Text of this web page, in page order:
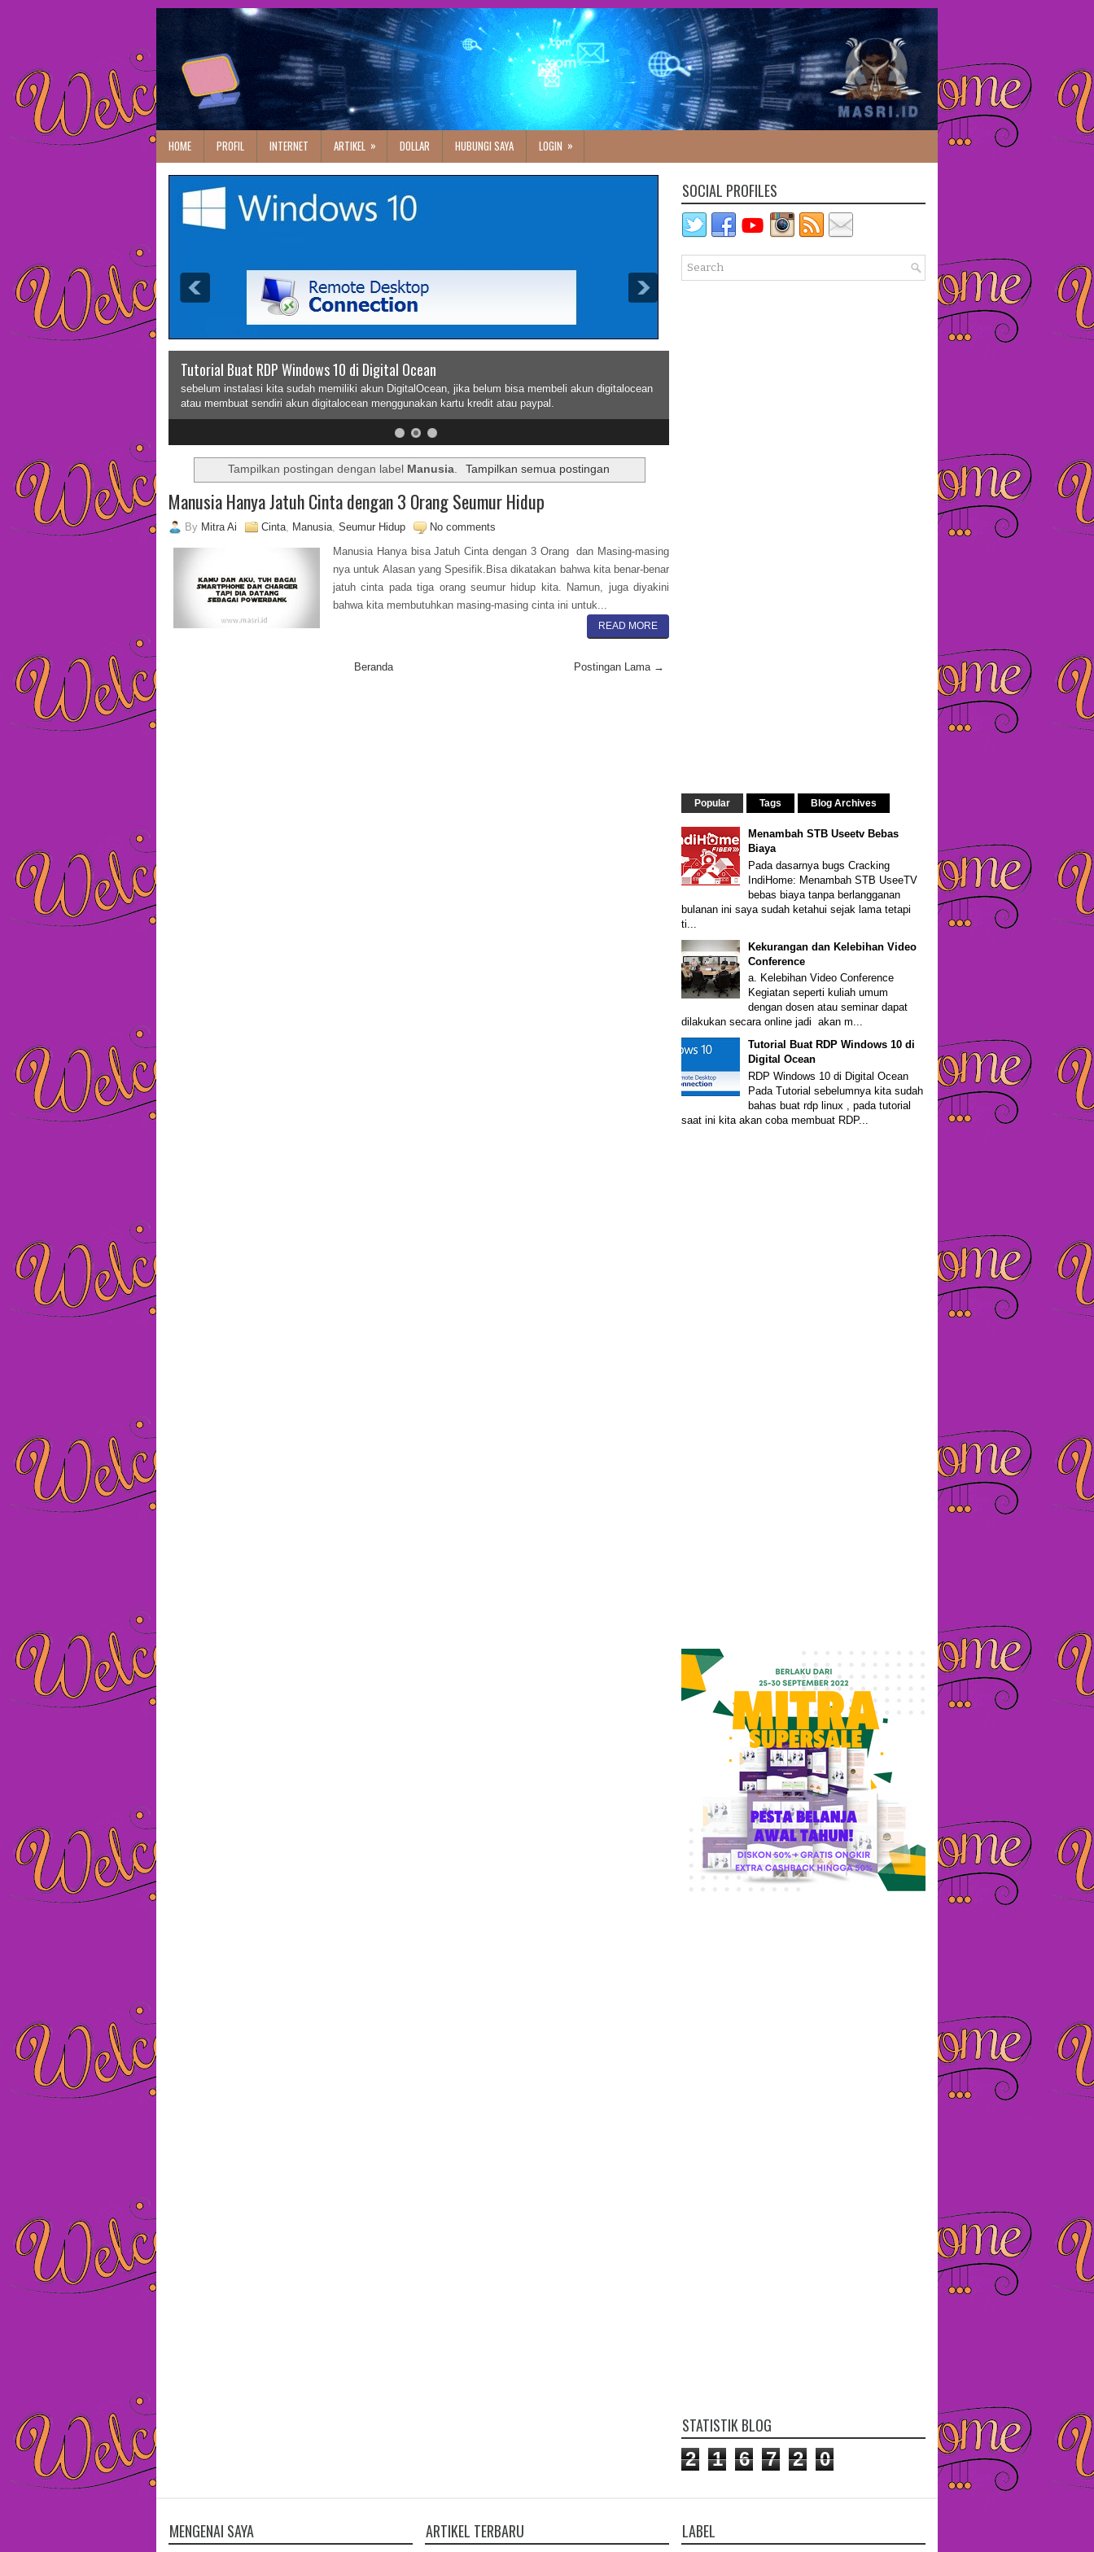
HOME PROFIL INTERNET ARTIKEL » DOLLAR HUBUNGI SAYA LOGIN »
Tutorial Buat RDP Windows 10 di Digital Ocean
sebelum instalasi kita sudah memiliki akun DigitalOcean, jika belum bisa membeli akun digitalocean
atau membuat sendiri akun digitalocean menggunakan kartu kredit atau paypal.
Tampilkan postingan dengan label Manusia. Tampilkan semua postingan
Manusia Hanya Jatuh Cinta dengan 3 Orang Seumur Hidup
By Mitra Ai Cinta Manusia Seumur Hidup
No comments
Manusia Hanya bisa Jatuh Cinta dengan 3 Orang dan Masing-masing
nya untuk Alasan yang Spesifik.Bisa dikatakan bahwa kita benar-benar
jatuh cinta pada tiga orang seumur hidup kita. Namun, juga diyakini
bahwa kita membutuhkan masing-masing cinta ini untuk...
READ MORE
Postingan Lama →
Beranda
SOCIAL PROFILES
Popular Tags Blog Archives
Menambah STB Useetv Bebas
Biaya
Pada dasarnya bugs Cracking
IndiHome: Menambah STB UseeTV
bebas biaya tanpa berlangganan
bulanan ini saya sudah ketahui sejak lama tetapi
ti...
Kekurangan dan Kelebihan Video
Conference
a. Kelebihan Video Conference
Kegiatan seperti kuliah umum
dengan dosen atau seminar dapat
dilakukan secara online jadi akan m...
Tutorial Buat RDP Windows 10 di
Digital Ocean
RDP Windows 10 di Digital Ocean
Pada Tutorial sebelumnya kita sudah
bahas buat rdp linux , pada tutorial
saat ini kita akan coba membuat RDP...
STATISTIK BLOG
2 1 6 7 2 0
MENGENAI SAYA ARTIKEL TERBARU LABEL